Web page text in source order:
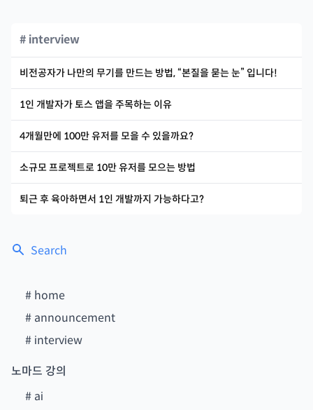
Search
# home
# announcement
# interview
노마드 강의
# ai
# interview
비전공자가 나만의 무기를 만드는 방법, “본질을 묻는 눈” 입니다!
1인 개발자가 토스 앱을 주목하는 이유
4개월만에 100만 유저를 모을 수 있을까요?
소규모 프로젝트로 10만 유저를 모으는 방법
퇴근 후 육아하면서 1인 개발까지 가능하다고?